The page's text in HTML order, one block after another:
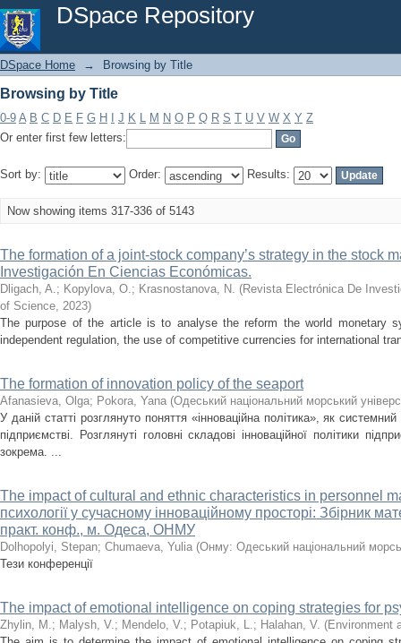
DSpace Repository
Browsing by Title
DSpace Home → Browsing by Title
Browsing by Title
0-9 A B C D E F G H J K L M N O P Q R S T U V W X Y Z
Or enter first few letters:
Sort by: Order: Results:
Now showing items 317-336 of 5143
The formation of a joint-stock company’s strategy in the stock
Investigación En Ciencias Económicas.
Dligach, A.; Kopylova, O.; Krasnostanova, N. (Revista Electrónica De
of Science, 2023)
The purpose of the article is to analyse the reform the world monetary
independent regulation, the use of competitive currencies for international
The formation of innovation policy of the seaport
Afanasieva, Оlga; Pokora, Yana (Одеський національний морський
У даній статті розглянуто поняття «інноваційна політика», як
підприємстві. Розглянуті головні складові інноваційної політики
зокрема. ...
The impact of cultural and ethnic characteristics in personnel
психології у сучасному інноваційному просторі: Збірник
практ. конф., м. Одеса, ОНМУ
Dolhopolyi, Stepan; Chumaeva, Yulia (Онму: Одеський національний
Тези конференції
The impact of emotional intelligence on coping strategies for
Zhylin, M.; Malysh, V.; Mendelo, V.; Potapiuk, L.; Halahan, V. (Environment